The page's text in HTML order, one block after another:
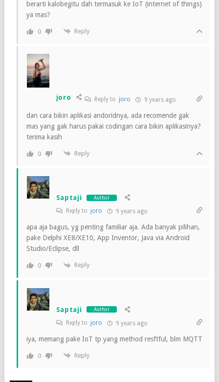
berarti kalobegitu dah termasuk ke IoT (internet of things)
ya mas?
0 Reply
joro Reply tojoro 9 years ago
dan cara bikin aplikasi andoridnya, ada recomende gak
mas yang gak harus pakai codingan cara bikin aplikasinya?
terima kasih
0 Reply
Saptaji Author
Reply to joro 9 years ago
apa aja bagus, yg penting familiar aja. Ada banyak pilihan,
pake Delphi XE8/XE10, App Inventor, Java via Android
Studio/Eclipse, dll
0 Reply
Saptaji Author
Reply to joro 9 years ago
iya, memang pake IoT tp yang method resftful, blm MQTT
0 Reply